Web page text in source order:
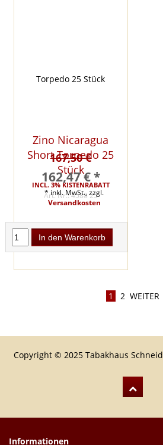
Zino Nicaragua
Short Torpedo 25
Stück
INCL. 3% KISTENRABATT
Art. Nr.: 4588 25
162,47 € *
167,50 €
* inkl. MwSt., zzgl.
Versandkosten
In den Warenkorb
1 2 WEITER
Copyright © 2025 Tabakhaus
Informationen